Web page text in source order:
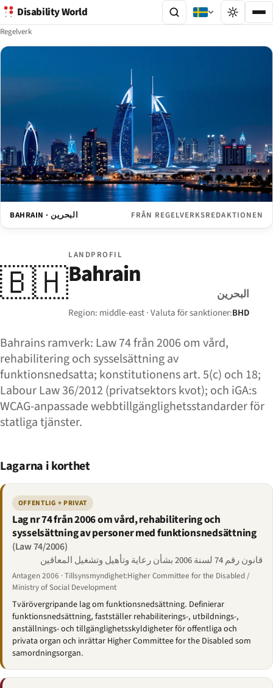
Disability World
Regelverk
BAHRAIN · البحرين FRÅN REGELVERKSREDAKTIONEN
🇧🇭
LANDPROFIL
Bahrain
البحرين
Region: middle-east · Valuta för sanktioner:BHD
Bahrains ramverk: Law 74 från 2006 om vård,
rehabilitering och sysselsättning av
funktionsnedsatta; konstitutionens art. 5(c) och 18;
Labour Law 36/2012 (privatsektors kvot); och iGA:s
WCAG-anpassade webbtillgänglighetsstandarder för
statliga tjänster.
Lagarna i korthet
OFFENTLIG + PRIVAT
Lag nr 74 från 2006 om vård, rehabilitering och
sysselsättning av personer med funktionsnedsättning
(Law 74/2006)
قانون رقم 74 لسنة 2006 بشأن رعاية وتأهيل وتشغيل المعاقين
Antagen 2006 · Tillsynsmyndighet:Higher Committee for the Disabled /
Ministry of Social Development
Tvärövergripande lag om funktionsnedsättning. Definierar
funktionsnedsättning, fastställer rehabiliterings-, utbildnings-,
anställnings- och tillgänglighetsskyldigheter för offentliga och
privata organ och inrättar Higher Committee for the Disabled som
samordningsorgan.